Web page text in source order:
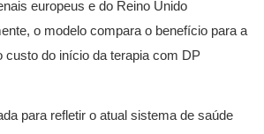
europeus e do Reino Unido
o modelo compara o benefício para a
custo do início da terapia com DP
para refletir o atual sistema de saúde